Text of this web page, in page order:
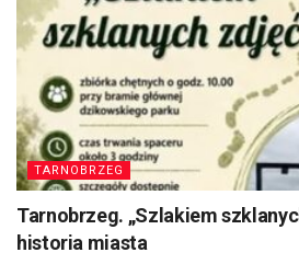
TARNOBRZEG
Tarnobrzeg. „Szlakiem
historia miasta